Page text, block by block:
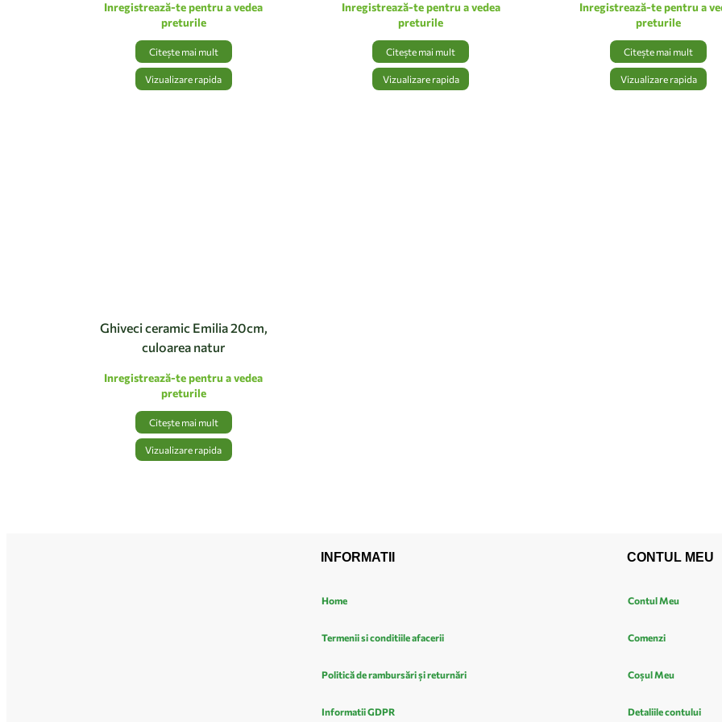
Inregistrează-te pentru a vedea
preturile
Citește mai mult
Vizualizare rapida
Inregistrează-te pentru a vedea
preturile
Citește mai mult
Vizualizare rapida
Inregistrează-te pentru a
preturile
Citește mai mult
Vizualizare rapida
Ghiveci ceramic Emilia 20cm,
culoarea natur
Inregistrează-te pentru a vedea
preturile
Citește mai mult
Vizualizare rapida
INFORMATII
Home
Termenii si conditiile afacerii
Politică de rambursări și returnări
Informatii GDPR
CONTUL MEU
Contul Meu
Comenzi
Coșul Meu
Detaliile contului